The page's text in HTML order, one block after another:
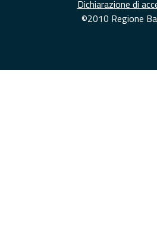
Dichiarazione di
©2010 Regione